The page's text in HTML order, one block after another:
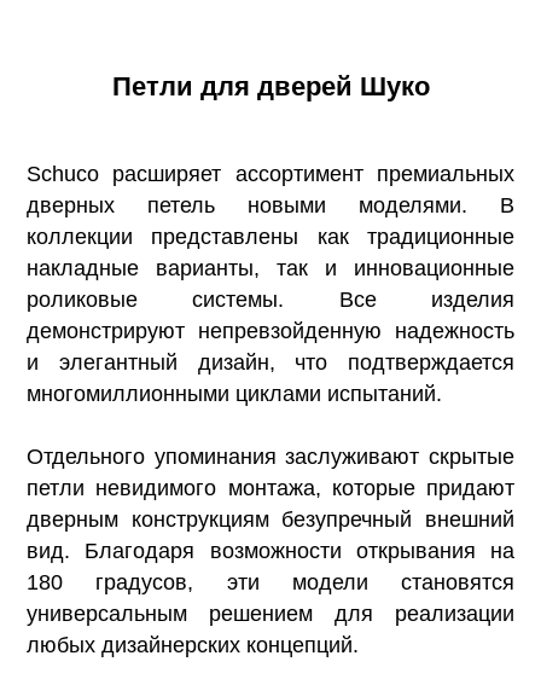
Петли для дверей Шуко
Schuco расширяет ассортимент премиальных
дверных петель новыми моделями. В
коллекции представлены как традиционные
накладные варианты, так и инновационные
роликовые системы. Все изделия
демонстрируют непревзойденную надежность
и элегантный дизайн, что подтверждается
многомиллионными циклами испытаний.
Отдельного упоминания заслуживают скрытые
петли невидимого монтажа, которые придают
дверным конструкциям безупречный внешний
вид. Благодаря возможности открывания на
180 градусов, эти модели становятся
универсальным решением для реализации
любых дизайнерских концепций.